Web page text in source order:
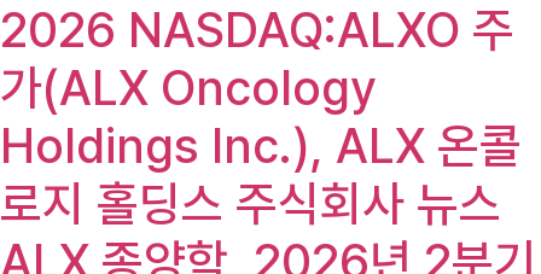
2026 NASDAQ:ALXO 주
가(ALX Oncology
Holdings Inc.), ALX 온콜
로지 홀딩스 주식회사 뉴스
ALX 종양학, 2026년 2분기